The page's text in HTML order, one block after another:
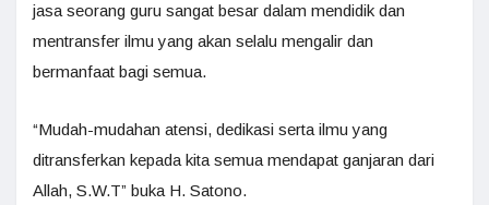
jasa seorang guru sangat besar dalam mendidik dan
mentransfer ilmu yang akan selalu mengalir dan
bermanfaat bagi semua.
“Mudah-mudahan atensi, dedikasi serta ilmu yang
ditransferkan kepada kita semua mendapat ganjaran dari
Allah, S.W.T” buka H. Satono.